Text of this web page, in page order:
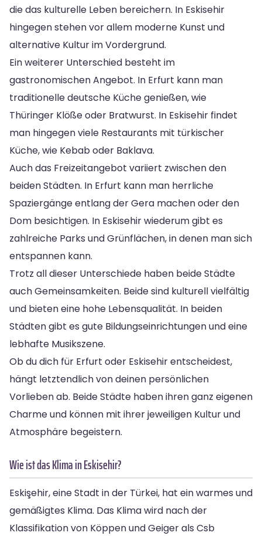
die das kulturelle Leben bereichern. In Eskisehir
hingegen stehen vor allem moderne Kunst und
alternative Kultur im Vordergrund.
Ein weiterer Unterschied besteht im
gastronomischen Angebot. In Erfurt kann man
traditionelle deutsche Küche genießen, wie
Thüringer Klöße oder Bratwurst. In Eskisehir findet
man hingegen viele Restaurants mit türkischer
Küche, wie Kebab oder Baklava.
Auch das Freizeitangebot variiert zwischen den
beiden Städten. In Erfurt kann man herrliche
Spaziergänge entlang der Gera machen oder den
Dom besichtigen. In Eskisehir wiederum gibt es
zahlreiche Parks und Grünflächen, in denen man sich
entspannen kann.
Trotz all dieser Unterschiede haben beide Städte
auch Gemeinsamkeiten. Beide sind kulturell vielfältig
und bieten eine hohe Lebensqualität. In beiden
Städten gibt es gute Bildungseinrichtungen und eine
lebhafte Musikszene.
Ob du dich für Erfurt oder Eskisehir entscheidest,
hängt letztendlich von deinen persönlichen
Vorlieben ab. Beide Städte haben ihren ganz eigenen
Charme und können mit ihrer jeweiligen Kultur und
Atmosphäre begeistern.
Wie ist das Klima in Eskisehir?
Eskişehir, eine Stadt in der Türkei, hat ein warmes und
gemäßigtes Klima. Das Klima wird nach der
Klassifikation von Köppen und Geiger als Csb